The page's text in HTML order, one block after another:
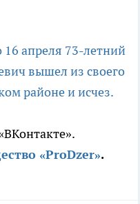
16 апреля 73-летний
вышел из своего
районе и исчез.
«ProDzer».